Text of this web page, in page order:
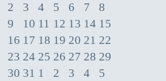
2
3 4 5 6 7
8
9
10 11 12 13 14 15
16 17 18 19 20 21 22
23 24 25 26 27 28 29
30 31 1 2 3 4 5